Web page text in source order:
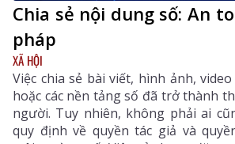
Chia sẻ nội dung số: An
pháp
XÃ HỘI
Việc chia sẻ bài viết, hình ảnh,
hoặc các nền tảng số đã trở thành
người. Tuy nhiên, không phải ai
quy định về quyền tác giả và